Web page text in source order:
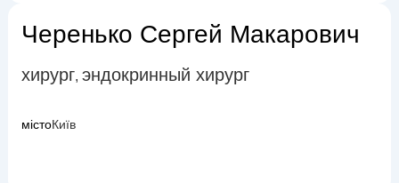
Черенько Сергей Макарович
хирург, эндокринный хирург
містоКиїв